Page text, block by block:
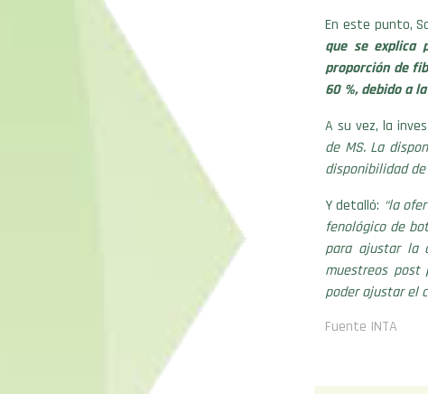
En este punto,
que se explica
proporción de
60 %, debido a
A su vez, la
de MS. La
disponibilidad de
Y detalló: “la
fenológico de
para ajustar la
muestreos post
poder ajustar el
Fuente INTA